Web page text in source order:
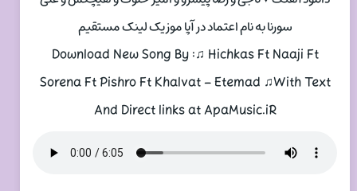
سورنا به نام اعتماد در آپا موزیک لینک مستقیم
Download New Song By :♫ Hichkas Ft Naaji Ft
Sorena Ft Pishro Ft Khalvat – Etemad ♫With Text
And Direct links at ApaMusic.iR